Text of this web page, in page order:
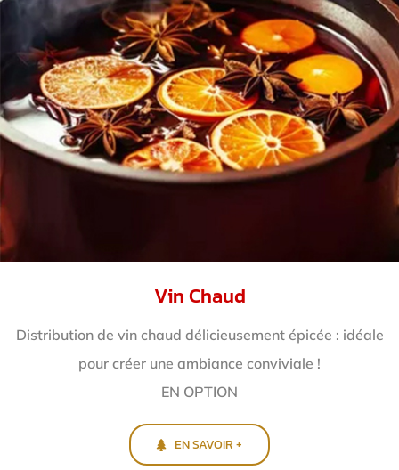
Vin Chaud
Distribution de vin chaud délicieusement épicée : idéale
pour créer une ambiance conviviale !
EN OPTION
EN SAVOIR +